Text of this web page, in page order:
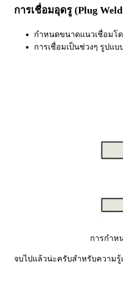
การเชื่อมอุดรู (Plug
กำหนดขนาดแนวเชื่อมโด
การเชื่อมเป็นช่วงๆ รูปแ
การกำห
จบไปแล้วน่ะครับสำหรับความ